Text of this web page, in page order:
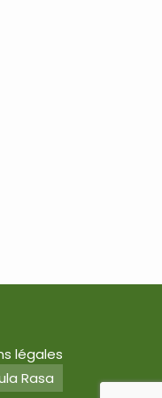
légales
Rasa